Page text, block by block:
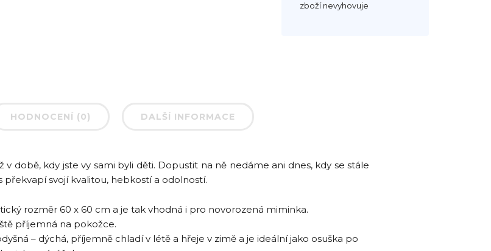
zboží nevyhovuje
HODNOCENÍ (0) DALŠÍ INFORMACE
době, kdy jste vy sami byli děti. Dopustit na ně nedáme ani dnes, kdy se stále
svojí kvalitou, hebkostí a odolností.
rozměr 60 x 60 cm a je tak vhodná i pro novorozená miminka.
příjemná na pokožce.
– dýchá, příjemně chladí v létě a hřeje v zimě a je ideální jako osuška po